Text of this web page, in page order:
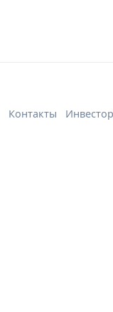
Контакты